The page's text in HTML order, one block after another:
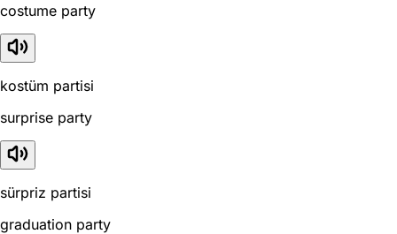
costume party
kostüm partisi
surprise party
sürpriz partisi
graduation party